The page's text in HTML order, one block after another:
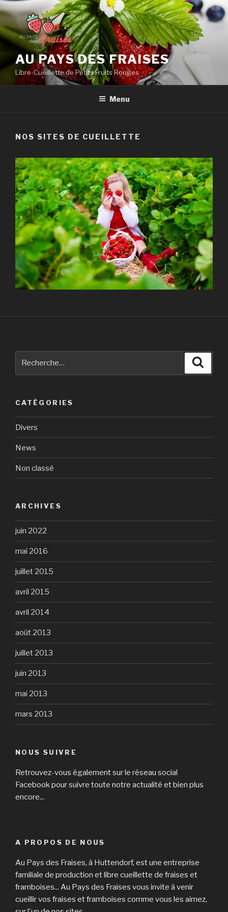
Aller
contenu
principal
AU PAYS DES FRAISES
Libre-Cueillette de Petits Fruits Rouges
Menu
NOS SITES DE CUEILLETTE
CATÉGORIES
Divers
News
Non classé
ARCHIVES
juin 2022
mai 2016
juillet 2015
avril 2015
avril 2014
août 2013
juillet 2013
juin 2013
mai 2013
mars 2013
NOUS SUIVRE
Retrouvez-vous également sur le réseau social
Facebook pour suivre toute notre actualité et bien plus
encore...
A PROPOS DE NOUS
Au Pays des Fraises, à Huttendorf, est une entreprise
familiale de production et libre cueillette de fraises et
framboises... Au Pays des Fraises vous invite à venir
cueillir vos fraises et framboises comme vous les aimez,